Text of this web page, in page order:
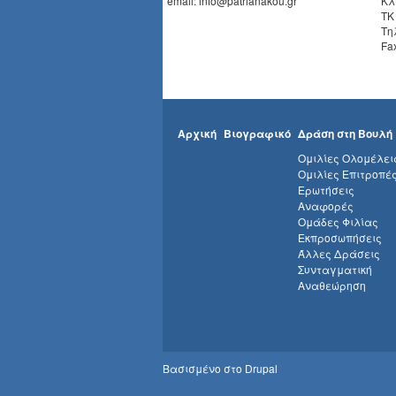
Αρχική Βιογραφικό Δράση στη Βουλή
Ομιλίες
Ομιλίες
Ερωτήσεις
Αναφορές
Ομάδες Φιλίας
Εκπροσωπήσεις
Άλλες Δράσεις
Συνταγματική
Αναθεώρηση
Βασισμένο στο Drupal